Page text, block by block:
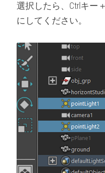
選択したら、Ctrlキー
にしてください。